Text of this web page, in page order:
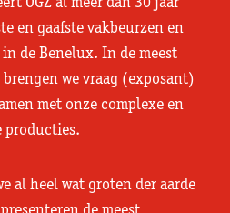
en gaafste vakbeurzen en
de Benelux. In de meest
we vraag (exposant)
met onze complexe en
producties.
al heel wat groten der aarde